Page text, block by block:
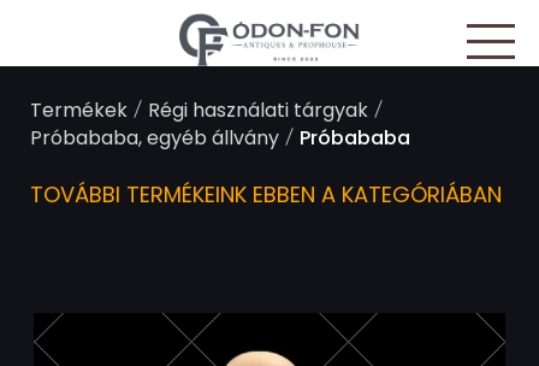
Termékek/ Régi használati tárgyak/
Próbababa, egyéb állvány/ Próbababa
TOVÁBBI TERMÉKEINK EBBEN A KATEGÓRIÁBAN